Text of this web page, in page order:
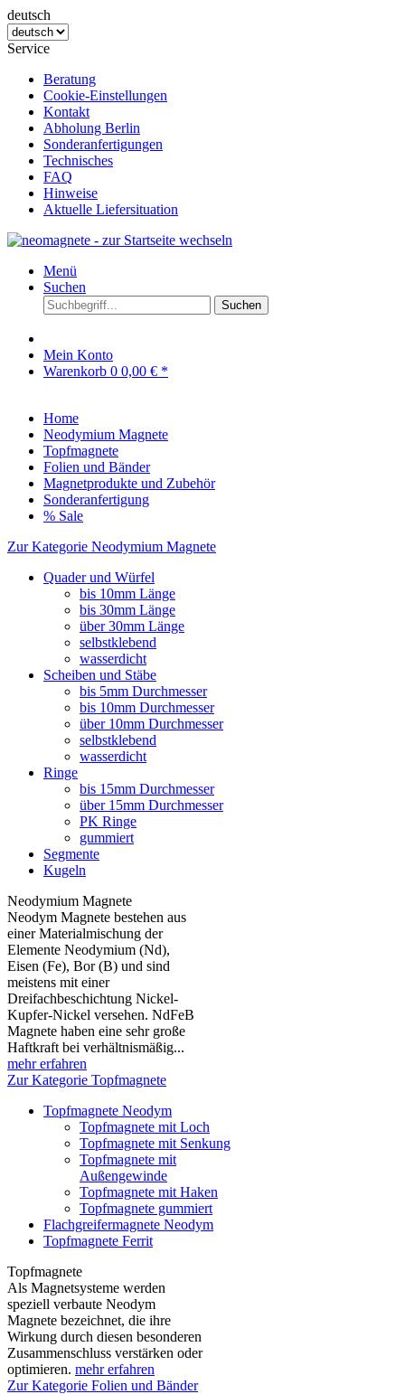
deutsch
Service
Beratung
Cookie-Einstellungen
Kontakt
Abholung Berlin
Sonderanfertigungen
Technisches
FAQ
Hinweise
Aktuelle Liefersituation
Menü
Suchen
Suchen
Mein Konto
Warenkorb 0 0,00 € *
Home
Neodymium Magnete
Topfmagnete
Folien und Bänder
Magnetprodukte und Zubehör
Sonderanfertigung
% Sale
Zur Kategorie Neodymium Magnete
Quader und Würfel
bis 10mm Länge
bis 30mm Länge
über 30mm Länge
selbstklebend
wasserdicht
Scheiben und Stäbe
bis 5mm Durchmesser
bis 10mm Durchmesser
über 10mm Durchmesser
selbstklebend
wasserdicht
Ringe
bis 15mm Durchmesser
über 15mm Durchmesser
PK Ringe
gummiert
Segmente
Kugeln
Neodymium Magnete
Neodym Magnete bestehen aus
einer Materialmischung der
Elemente Neodymium (Nd),
Eisen (Fe), Bor (B) und sind
meistens mit einer
Dreifachbeschichtung Nickel-
Kupfer-Nickel versehen. NdFeB
Magnete haben eine sehr große
Haftkraft bei verhältnismäßig...
mehr erfahren
Zur Kategorie Topfmagnete
Topfmagnete Neodym
Topfmagnete mit Loch
Topfmagnete mit Senkung
Topfmagnete mit
Außengewinde
Topfmagnete mit Haken
Topfmagnete gummiert
Flachgreifermagnete Neodym
Topfmagnete Ferrit
Topfmagnete
Als Magnetsysteme werden
speziell verbaute Neodym
Magnete bezeichnet, die ihre
Wirkung durch diesen besonderen
Zusammenschluss verstärken oder
optimieren. mehr erfahren
Zur Kategorie Folien und Bänder